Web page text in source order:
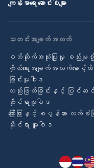
ကျန်းမာရေး ဆောင်းပါးများ
သတင်းအချက်အလက်
ဝဘ်ဆိုက်အသုံးပြုမှု စည်းမျဉ်းမ
ကိုယ်ရေးအချက်အလက်စောင့်ထိ
ခြင်းမူဝါဒ
တည်းဖြတ်ခြင်းနှင့် ပြင်ဆင်
ဆိုင်ရာမူဝါဒ
ကြော်ငြာနှင့် စပွန်ဆာ လက်ခံခ
ဆိုင်ရာ မူဝါဒ